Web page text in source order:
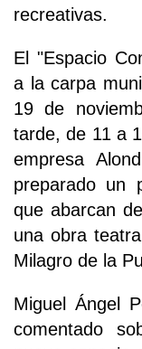
recreativas.
El "Espacio
a la carpa
19 de
tarde, de 11 a
empresa
preparado un
que abarcan
una obra
Milagro de la
Miguel Ángel
comentado